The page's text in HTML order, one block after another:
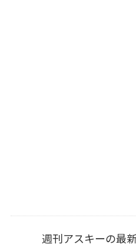
週刊アスキーの最